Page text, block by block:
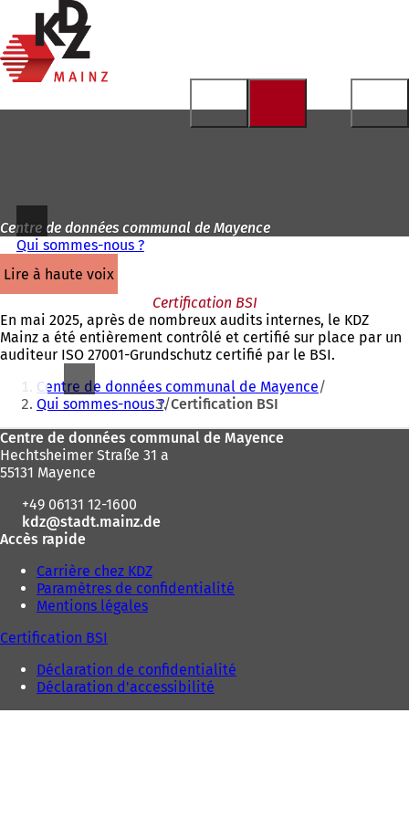
Accéder au contenu
page
d'accueil
Centre de données communal de Mayence
Qui sommes-nous ?
lire à haute voix
Certification BSI
En mai 2025, après de nombreux audits internes, le KDZ
Mainz a été entièrement contrôlé et certifié sur place par un
auditeur ISO 27001-Grundschutz certifié par le BSI.
Vous
êtes
ici
:
Centre de données communal de Mayence
Qui sommes-nous ? Certification BSI
Pied
de
Centre de données communal de Mayence
Hechtsheimer Straße 31 a
55131 Mayence
+49 06131 12-1600
kdz
stadt.mainz de
Accès rapide
Carrière chez KDZ
Paramètres de confidentialité
Mentions légales
Certification BSI
Déclaration de confidentialité
Déclaration d'accessibilité